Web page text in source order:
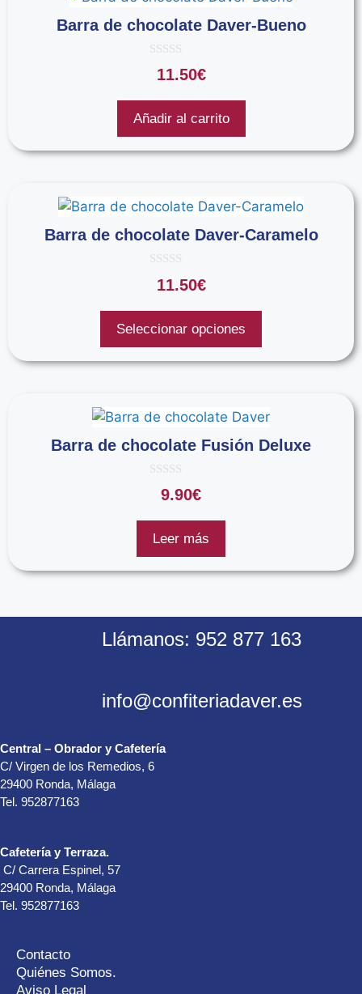
Barra de chocolate Daver-Bueno
5
11.50€
Añadir al carrito
Barra de chocolate Daver-Caramelo
5
11.50€
Seleccionar opciones
Barra de chocolate Fusión Deluxe
5
9.90€
Leer más
Llámanos: 952 877 163
info@confiteriadaver.es
Central – Obrador y Cafetería
C/ Virgen de los Remedios, 6
29400 Ronda, Málaga
Tel. 952877163
Cafetería y Terraza.
C/ Carrera Espinel, 57
29400 Ronda, Málaga
Tel. 952877163
Contacto
Quiénes Somos.
Aviso Legal